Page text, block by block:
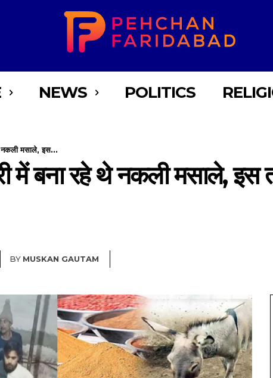
NEWS POLITICS
नकली मसाले, इस...
में बना रहे थे नकली मसाले, इस
BY MUSKAN GAUTAM